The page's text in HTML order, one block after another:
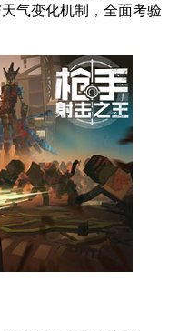
气变化机制，全面考验